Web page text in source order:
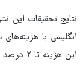
نتایج تحقیقات این
انگلیسی با
این هزینه تا ۲ درصد از مجموعه قیمت کشتی نیز می‌رسد.